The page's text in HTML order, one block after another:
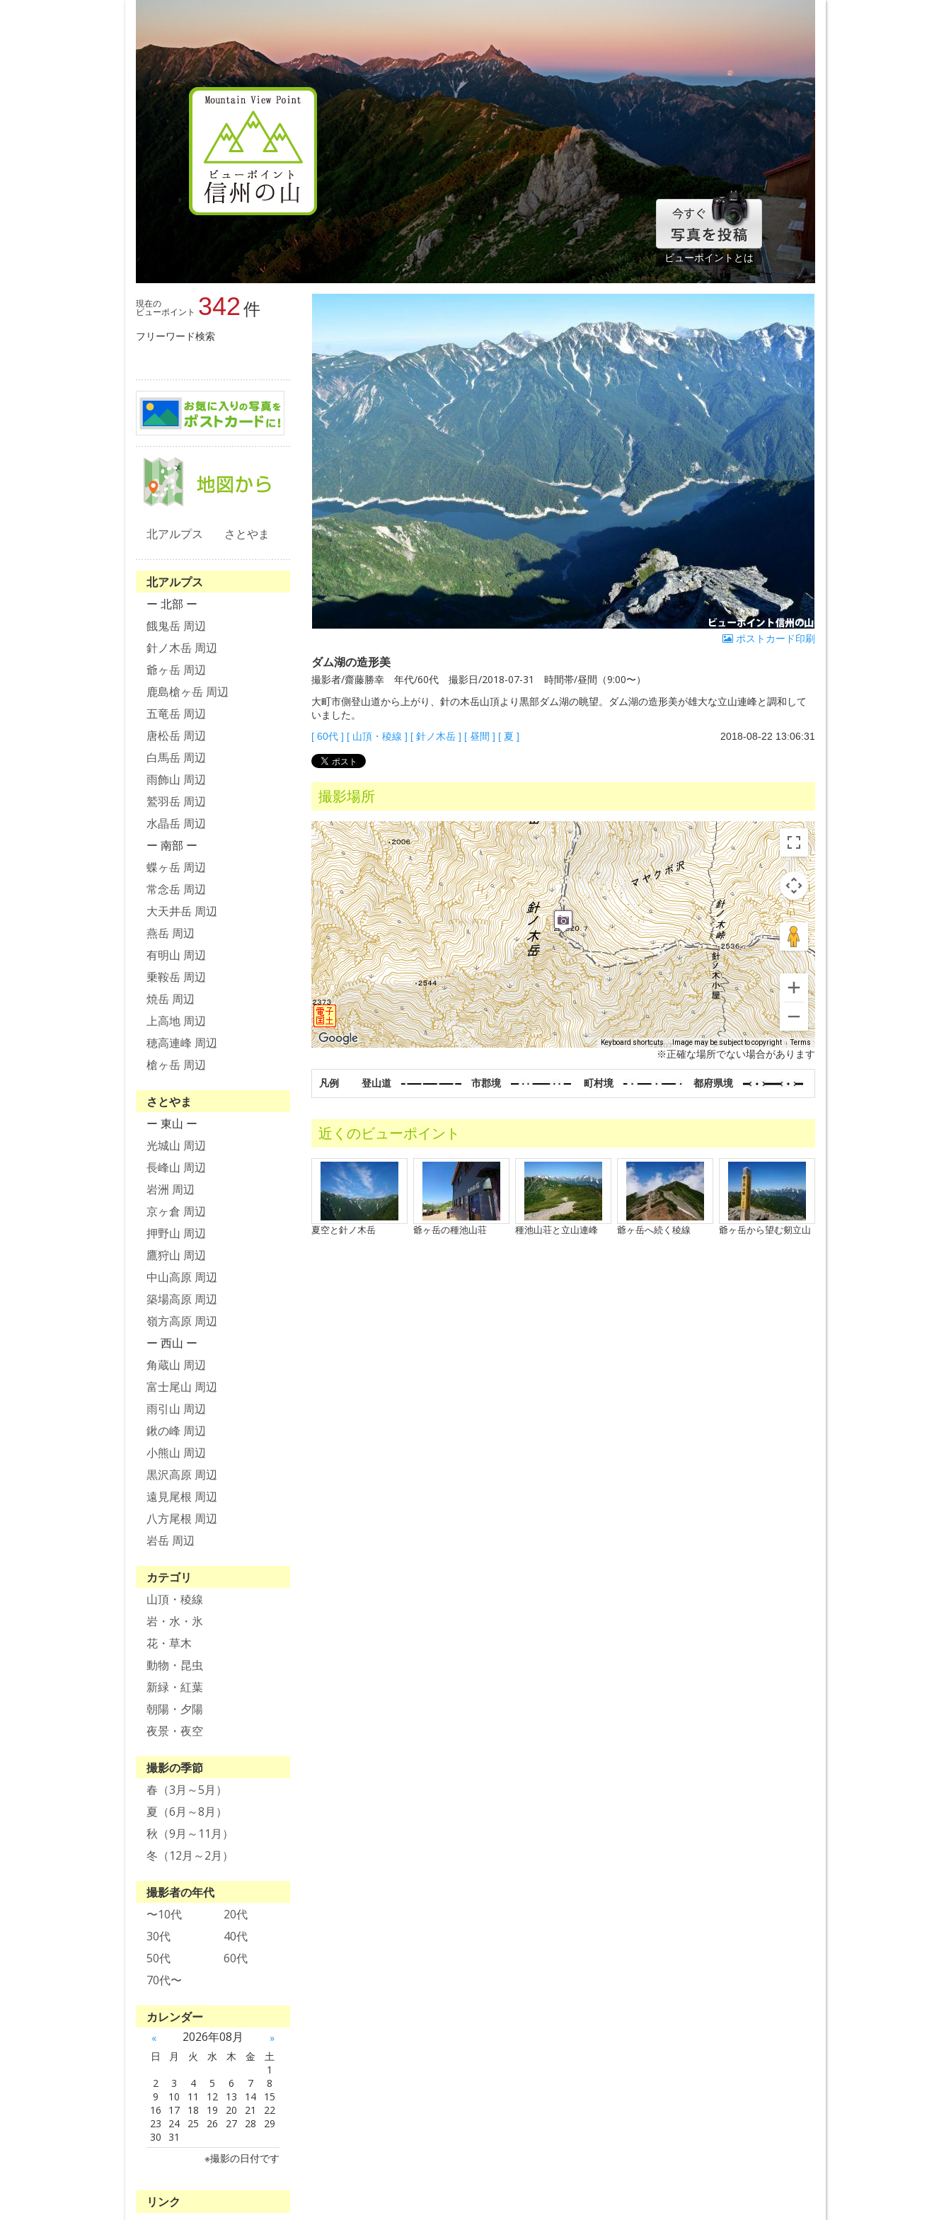
ビューポイントとは
ポストカード印刷
ダム湖の造形美
撮影者/齋藤勝幸 年代/60代 撮影日/2018-07-31 時間帯/昼間（9:00〜）
大町市側登山道から上がり、針の木岳山頂より黒部ダム湖の眺望。ダム湖の造形美が雄大な立山連峰と調和して
いました。
[ 60代] [ 山頂・稜線 ] [ 針ノ木岳] [ 昼間 ] [ 夏 ] 2018-08-22 13:06:31
撮影場所
Keyboard shortcuts Image may be subject to copyright Terms
※正確な場所でない場合があります
凡例 登山道 市郡境 町村境 都府県境
近くのビューポイント
夏空と針ノ木岳 爺ヶ岳の種池山荘 種池山荘と立山連峰 爺ヶ岳へ続く稜線 爺ヶ岳から望む剱立山
現在の
ビューポイント 342件
フリーワード検索
北アルプス さとやま
北アルプス
ー 北部 ー
餓鬼岳 周辺
針ノ木岳 周辺
爺ヶ岳 周辺
鹿島槍ヶ岳 周辺
五竜岳 周辺
唐松岳 周辺
白馬岳 周辺
雨飾山 周辺
鷲羽岳 周辺
水晶岳 周辺
ー 南部 ー
蝶ヶ岳 周辺
常念岳 周辺
大天井岳 周辺
燕岳 周辺
有明山 周辺
乗鞍岳 周辺
焼岳 周辺
上高地 周辺
穂高連峰 周辺
槍ヶ岳 周辺
さとやま
ー 東山 ー
光城山 周辺
長峰山 周辺
岩洲 周辺
京ヶ倉 周辺
押野山 周辺
鷹狩山 周辺
中山高原 周辺
築場高原 周辺
嶺方高原 周辺
ー 西山 ー
角蔵山 周辺
富士尾山 周辺
雨引山 周辺
鍬の峰 周辺
小熊山 周辺
黒沢高原 周辺
遠見尾根 周辺
八方尾根 周辺
岩岳 周辺
カテゴリ
山頂・稜線
岩・水・氷
花・草木
動物・昆虫
新緑・紅葉
朝陽・夕陽
夜景・夜空
撮影の季節
春（3月～5月）
夏（6月～8月）
秋（9月～11月）
冬（12月～2月）
撮影者の年代
〜10代
20代
30代
40代
50代
60代
70代〜
カレンダー
2026年08月
«
»
日
月 火 水 木 金
土
1
2
3 4 5 6 7
8
9
10 11 12 13 14
15
16
17 18 19 20 21
22
23
24 25 26 27 28
29
30
31
※撮影の日付です
リンク